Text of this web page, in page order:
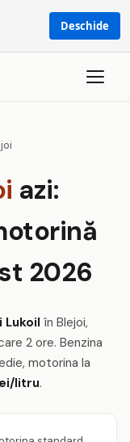
Deschide
azi:
2026
Lukoil în Blejoi,
2 ore. Benzina
motorina la
litru.